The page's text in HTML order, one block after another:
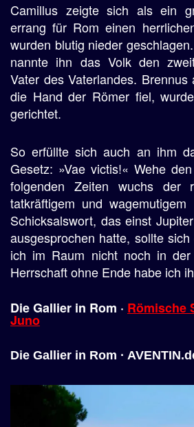
Camillus zeigte sich als ein
errang für Rom einen
wurden blutig nieder
nannte ihn das Volk den
Vater des Vaterlandes.
die Hand der Römer fiel,
gerichtet.
So erfüllte sich auch an ihm
Gesetz: »Vae victis!« Wehe
folgenden Zeiten wuchs der
tatkräftigem und
Schicksalswort, das einst
ausgesprochen hatte, sollte
ich im Raum nicht noch in
Herrschaft ohne Ende habe ich
DieGallier in Rom · Römische
Juno
Die Gallier in Rom ·